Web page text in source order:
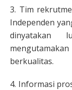
3. Tim
Independen
dinyatakan
berkualitas.
4. Informasi